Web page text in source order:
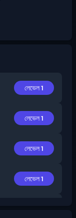
লেভেল 1
লেভেল 1
লেভেল 1
লেভেল 1